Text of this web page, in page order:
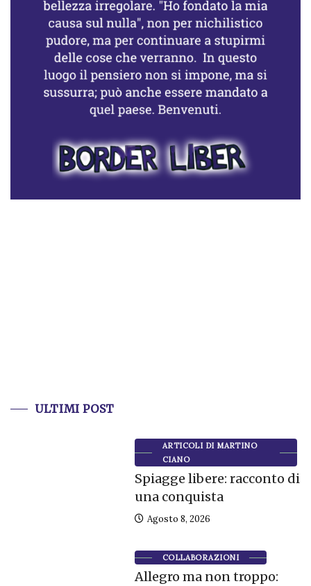
ULTIMI POST
ARTICOLI DI MARTINO
CIANO
Spiagge libere: racconto di
una conquista
Agosto 8, 2026
COLLABORAZIONI
Allegro ma non troppo: